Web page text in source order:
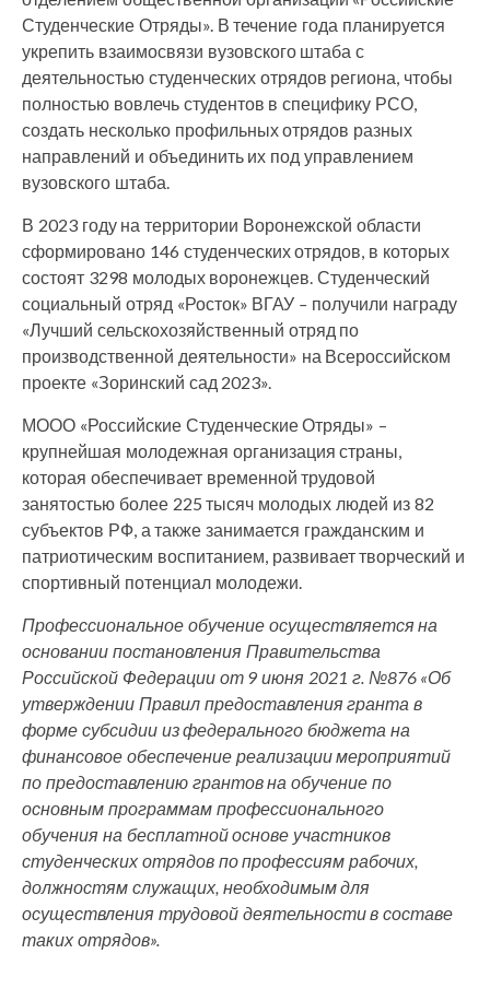
Студенческие Отряды». В течение года планируется
укрепить взаимосвязи вузовского штаба с
деятельностью студенческих отрядов региона, чтобы
полностью вовлечь студентов в специфику РСО,
создать несколько профильных отрядов разных
направлений и объединить их под управлением
вузовского штаба.
В 2023 году на территории Воронежской области
сформировано 146 студенческих отрядов, в которых
состоят 3298 молодых воронежцев. Студенческий
социальный отряд «Росток» ВГАУ – получили награду
«Лучший сельскохозяйственный отряд по
производственной деятельности» на Всероссийском
проекте «Зоринский сад 2023».
МООО «Российские Студенческие Отряды» –
крупнейшая молодежная организация страны,
которая обеспечивает временной трудовой
занятостью более 225 тысяч молодых людей из 82
субъектов РФ, а также занимается гражданским и
патриотическим воспитанием, развивает творческий и
спортивный потенциал молодежи.
Профессиональное обучение осуществляется на
основании постановления Правительства
Российской Федерации от 9 июня 2021 г. №876 «Об
утверждении Правил предоставления гранта в
форме субсидии из федерального бюджета на
финансовое обеспечение реализации мероприятий
по предоставлению грантов на обучение по
основным программам профессионального
обучения на бесплатной основе участников
студенческих отрядов по профессиям рабочих,
должностям служащих, необходимым для
осуществления трудовой деятельности в составе
таких отрядов».